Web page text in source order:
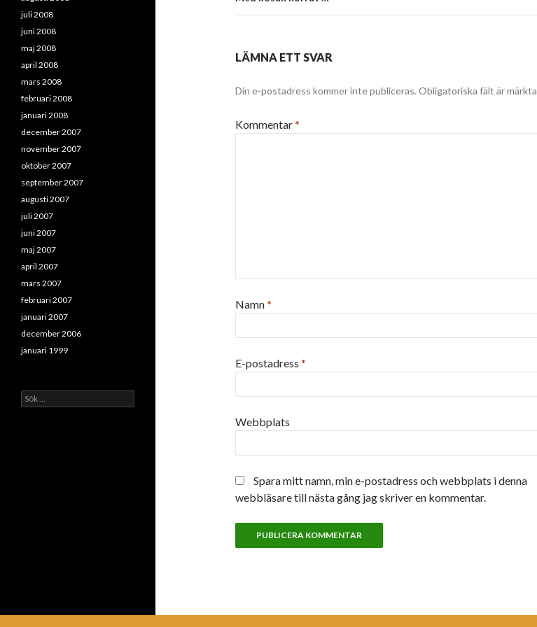
LÄMNA ETT SVAR
Din e-postadress kommer inte publiceras. Obligatoriska fält är märkta
Kommentar*
Namn*
E-postadress *
Webbplats
Spara mitt namn, min e-postadress och webbplats i denna
webbläsare till nästa gång jag skriver en kommentar.
juli 2008
juni 2008
maj 2008
april 2008
mars 2008
februari 2008
januari 2008
december 2007
november 2007
oktober 2007
september 2007
augusti 2007
juli 2007
juni 2007
maj 2007
april 2007
mars 2007
februari 2007
januari 2007
december 2006
januari 1999
Sök
efter: